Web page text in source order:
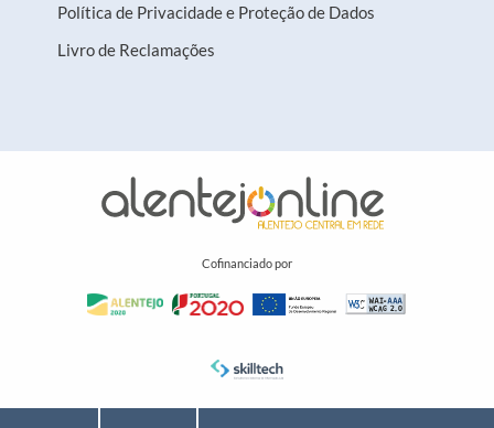
Política de Privacidade e Proteção de Dados
Livro de Reclamações
Cofinanciado por